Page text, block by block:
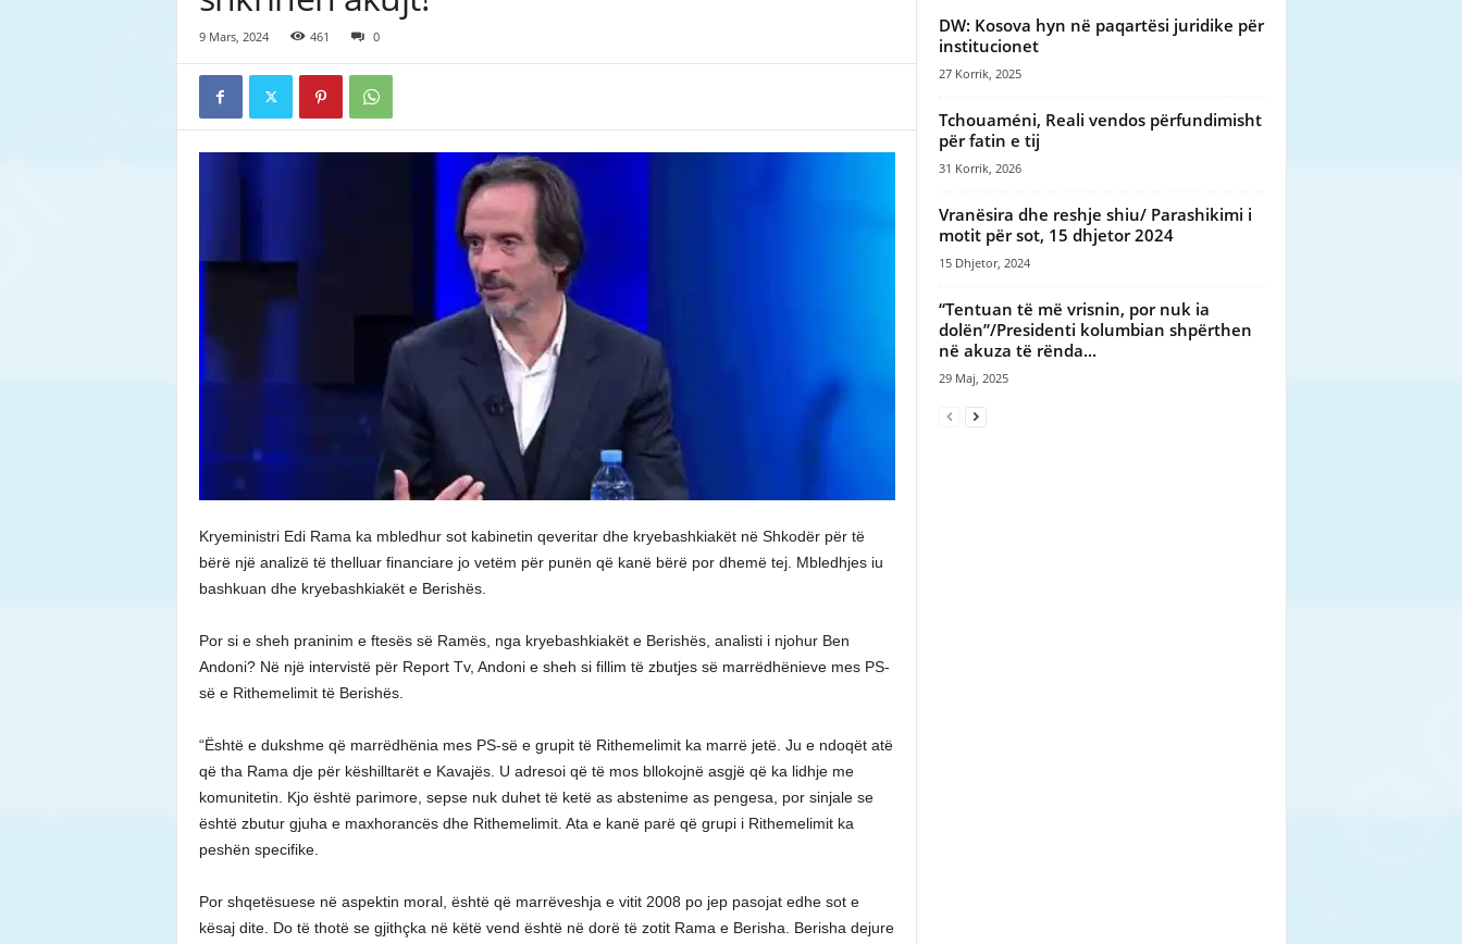
9 Mars, 2024 461 0
Kryeministri Edi Rama ka mbledhur sot kabinetin qeveritar dhe kryebashkiakët në Shkodër për të
bërë një analizë të thelluar financiare jo vetëm për punën që kanë bërë por dhemë tej. Mbledhjes iu
bashkuan dhe kryebashkiakët e Berishës.
Por si e sheh praninim e ftesës së Ramës, nga kryebashkiakët e Berishës, analisti i njohur Ben
Andoni? Në një intervistë për Report Tv, Andoni e sheh si fillim të zbutjes së marrëdhënieve mes PS-
së e Rithemelimit të Berishës.
“Është e dukshme që marrëdhënia mes PS-së e grupit të Rithemelimit ka marrë jetë. Ju e ndoqët atë
që tha Rama dje për këshilltarët e Kavajës. U adresoi që të mos bllokojnë asgjë që ka lidhje me
komunitetin. Kjo është parimore, sepse nuk duhet të ketë as abstenime as pengesa, por sinjale se
është zbutur gjuha e maxhorancës dhe Rithemelimit. Ata e kanë parë që grupi i Rithemelimit ka
peshën specifike.
Por shqetësuese në aspektin moral, është që marrëveshja e vitit 2008 po jep pasojat edhe sot e
kësaj dite. Do të thotë se gjithçka në këtë vend është në dorë të zotit Rama e Berisha. Berisha dejure
DW: Kosova hyn në paqartësi juridike për
institucionet
27 Korrik, 2025
Tchouaméni, Reali vendos përfundimisht
për fatin e tij
31 Korrik, 2026
Vranësira dhe reshje shiu/ Parashikimi i
motit për sot, 15 dhjetor 2024
15 Dhjetor, 2024
“Tentuan të më vrisnin, por nuk ia
dolën”/Presidenti kolumbian shpërthen
në akuza të rënda...
29 Maj, 2025